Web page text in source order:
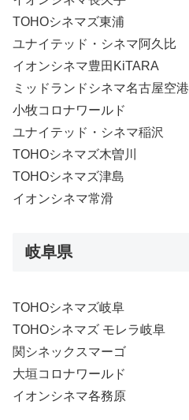
TOHOシネマズ東浦
ユナイテッド・シネマ阿久比
イオンシネマ豊田KiTARA
ミッドランドシネマ名古屋空港
小牧コロナワールド
ユナイテッド・シネマ稲沢
TOHOシネマズ木曽川
TOHOシネマズ津島
イオンシネマ常滑
岐阜県
TOHOシネマズ岐阜
TOHOシネマズ モレラ岐阜
関シネックスマーゴ
大垣コロナワールド
イオンシネマ各務原